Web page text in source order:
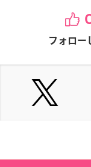
フォロー